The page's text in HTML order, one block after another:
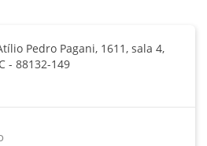
Pedro Pagani, 1611, sala 4,
- 88132-149